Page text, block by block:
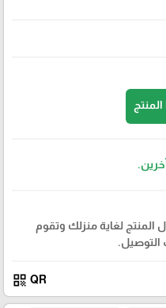
المنتج لغاية منزلك وتقوم
QR
qr_code